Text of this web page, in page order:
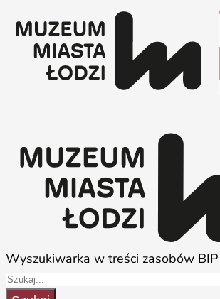
do
treści
Wyszukiwarka w treści zasobów BIP